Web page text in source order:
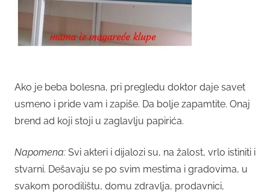
Ako je beba bolesna, pri pregledu doktor daje savet
usmeno i pride vam i zapiše. Da bolje zapamtite. Onaj
brend ad koji stoji u zaglavlju papirića.
Napomena: Svi akteri i dijalozi su, na žalost, vrlo istiniti i
stvarni. Dešavaju se po svim mestima i gradovima, u
svakom porodilištu, domu zdravlja, prodavnici,